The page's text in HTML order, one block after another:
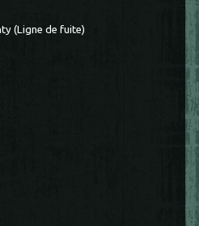
(Ligne de fuite)